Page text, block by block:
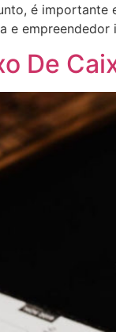
é importante
e
De